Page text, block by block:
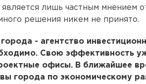
лишь частным мнением
решения никем не принято.
- агентство
Свою эффективность
офисы. В ближайшее
города по экономическому